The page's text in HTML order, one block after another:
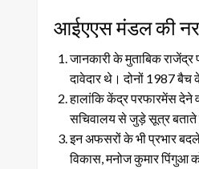
आईएएस मंडल की
जानकारी के मुताबिक
दावेदार थे। दोनों 1987
हालांकि केंद्र परफारमेंस देने
सचिवालय से जुड़े सूत्र बताते हैं
इन अफसरों के भी प्रभार
विकास, मनोज कुमार पिंगुआ